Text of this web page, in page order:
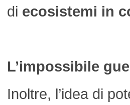
di ecosistemi in
L’impossibile
Inoltre, l’idea di